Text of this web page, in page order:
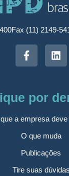
Fax (11) 2149-
por
a empresa
O que muda
Publicações
Tire suas dúvidas